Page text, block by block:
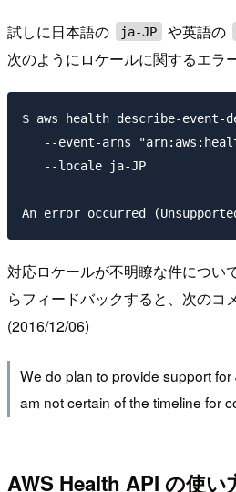
試しに日本語の ja-JP や英語の
次のようにロケールに関するエラ
$ aws health describe-
--event-arns
   --locale ja-JP
対応ロケールが不明瞭な件につい
らフィードバックすると、次のコ
(2016/12/06)
We do plan to provide support
am not certain of the timeline for
AWS Health API の使い